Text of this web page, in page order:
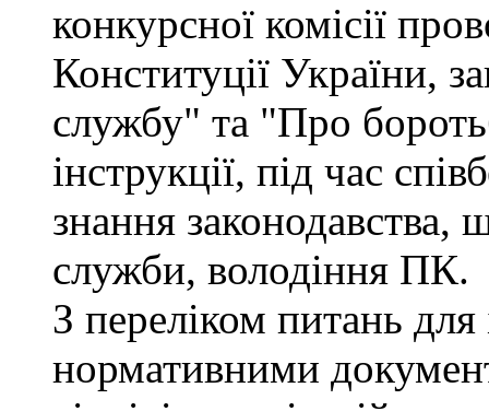
конкурсної комісії
Конституції України,
службу" та "Про
інструкції, під час
знання законодавства,
служби, володіння ПК.
З переліком питань
нормативними